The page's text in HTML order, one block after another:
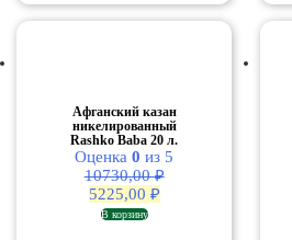
Афганский казан
никелированный
Rashko Baba 20 л.
Оценка0 из 5
10730,00₽
Первоначальная
цена
5225,00 ₽Текущая
В корзину